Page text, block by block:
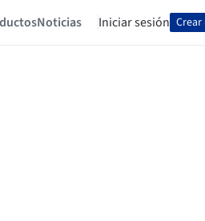
Noticias Iniciar sesión